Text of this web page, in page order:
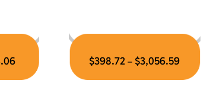
$398.72 –$3,056.59